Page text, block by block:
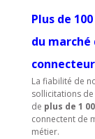
Plus de
du
La fiabilité de
sollicitations de
de plus de 1
connectent de
métier.